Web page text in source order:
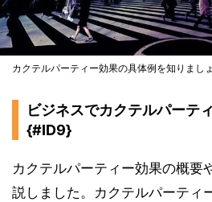
カクテルパーティー効果の具体例を知りまし
ビジネスでカクテルパーテ
{#ID9}
カクテルパーティー効果の概要
説しました。カクテルパーティ